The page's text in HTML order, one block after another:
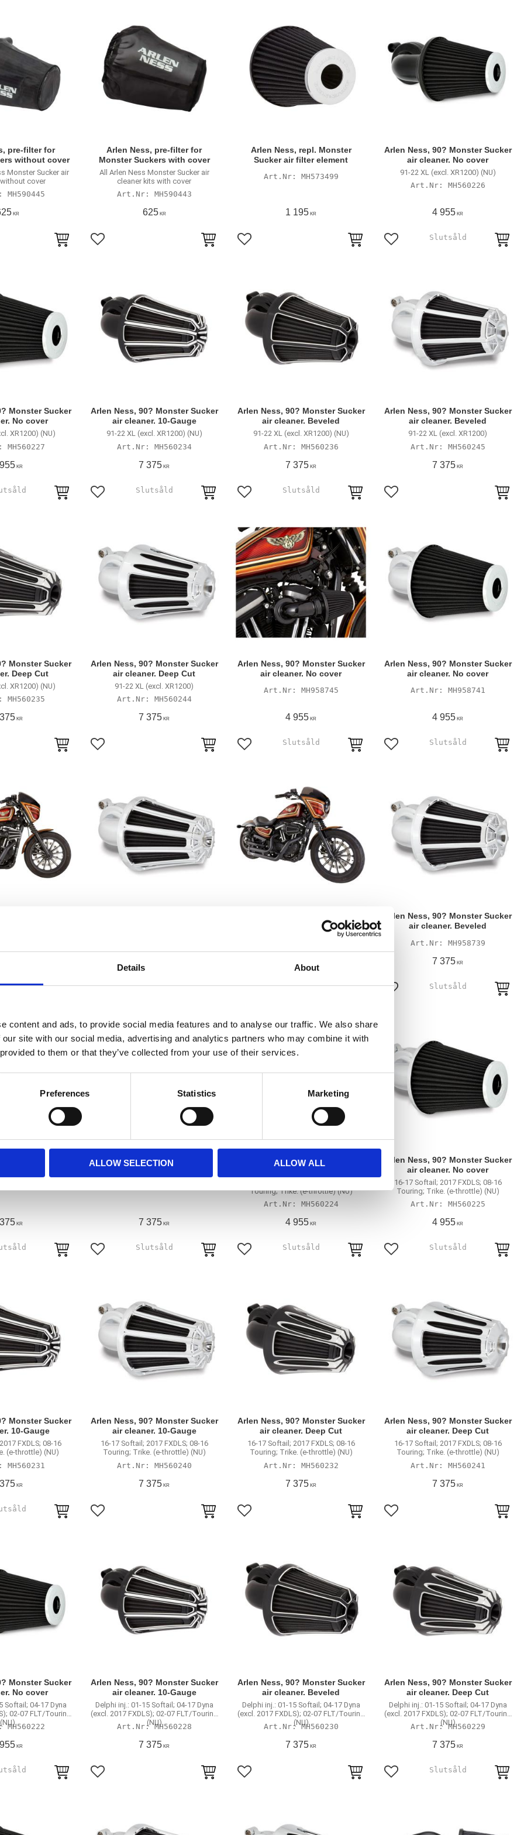
Details About
content and ads, to provide social media features and to analyse our traffic. We also share
site with our social media, advertising and analytics partners who may combine it with
to them or that they’ve collected from your use of their services.
Preferences Statistics Marketing
ALLOW SELECTION ALLOW ALL
pre-filter for
without cover
Monster Sucker air
cover
MH590445
KR
Arlen Ness, pre-filter for
Monster Suckers with cover
All Arlen Ness Monster Sucker air
cleaner kits with cover
MH590443
625KR
Lägg till i favoriter
Arlen Ness, repl. Monster
Sucker air filter element
MH573499
1 195 KR
Lägg till i favoriter
Arlen Ness, 90? Monster Sucker
air cleaner. No cover
91-22 XL (excl. XR1200) (NU)
MH560226
4 955 KR
Lägg till i favoriter
Monster Sucker
No cover
XR1200) (NU)
MH560227
KR
Arlen Ness, 90? Monster Sucker
air cleaner. 10-Gauge
91-22 XL (excl. XR1200) (NU)
MH560234
7 375 KR
Lägg till i favoriter
Arlen Ness, 90? Monster Sucker
air cleaner. Beveled
91-22 XL (excl. XR1200) (NU)
MH560236
7 375 KR
Lägg till i favoriter
Arlen Ness, 90? Monster Sucker
air cleaner. Beveled
91-22 XL (excl. XR1200)
MH560245
7 375 KR
Lägg till i favoriter
Monster Sucker
Deep Cut
XR1200) (NU)
MH560235
KR
Arlen Ness, 90? Monster Sucker
air cleaner. Deep Cut
91-22 XL (excl. XR1200)
MH560244
7 375 KR
Lägg till i favoriter
Arlen Ness, 90? Monster Sucker
air cleaner. No cover
MH958745
4 955 KR
Lägg till i favoriter
Arlen Ness, 90? Monster Sucker
air cleaner. No cover
MH958741
4 955 KR
Lägg till i favoriter
air cleaner. Beveled
Arlen Ness, 90? Monster Sucker
air cleaner. Beveled
MH958739
7 375 KR
Lägg till i favoriter
Monster Sucker
KR
Arlen Ness, 90? Monster Sucker
7 375 KR
Lägg till i favoriter
Arlen Ness, 90? Monster Sucker
Touring; Trike. (e-throttle) (NU)
MH560224
4 955 KR
Lägg till i favoriter
Arlen Ness, 90? Monster Sucker
air cleaner. No cover
16-17 Softail; 2017 FXDLS; 08-16
Touring; Trike. (e-throttle) (NU)
MH560225
4 955 KR
Lägg till i favoriter
Monster Sucker
10-Gauge
FXDLS; 08-16
(e-throttle) (NU)
MH560231
KR
Arlen Ness, 90? Monster Sucker
air cleaner. 10-Gauge
16-17 Softail; 2017 FXDLS; 08-16
Touring; Trike. (e-throttle) (NU)
MH560240
7 375 KR
Lägg till i favoriter
Arlen Ness, 90? Monster Sucker
air cleaner. Deep Cut
16-17 Softail; 2017 FXDLS; 08-16
Touring; Trike. (e-throttle) (NU)
MH560232
7 375 KR
Lägg till i favoriter
Arlen Ness, 90? Monster Sucker
air cleaner. Deep Cut
16-17 Softail; 2017 FXDLS; 08-16
Touring; Trike. (e-throttle) (NU)
MH560241
7 375 KR
Lägg till i favoriter
Monster Sucker
No cover
Softail; 04-17 Dyna
02-07 FLT/Touring
(NU)
MH560222
KR
Arlen Ness, 90? Monster Sucker
air cleaner. 10-Gauge
Delphi inj.: 01-15 Softail; 04-17 Dyna
(excl. 2017 FXDLS); 02-07 FLT/Touring
(NU)
MH560228
7 375 KR
Lägg till i favoriter
Arlen Ness, 90? Monster Sucker
air cleaner. Beveled
Delphi inj.: 01-15 Softail; 04-17 Dyna
(excl. 2017 FXDLS); 02-07 FLT/Touring
(NU)
MH560230
7 375 KR
Lägg till i favoriter
Arlen Ness, 90? Monster Sucker
air cleaner. Deep Cut
Delphi inj.: 01-15 Softail; 04-17 Dyna
(excl. 2017 FXDLS); 02-07 FLT/Touring
(NU)
MH560229
7 375 KR
Lägg till i favoriter